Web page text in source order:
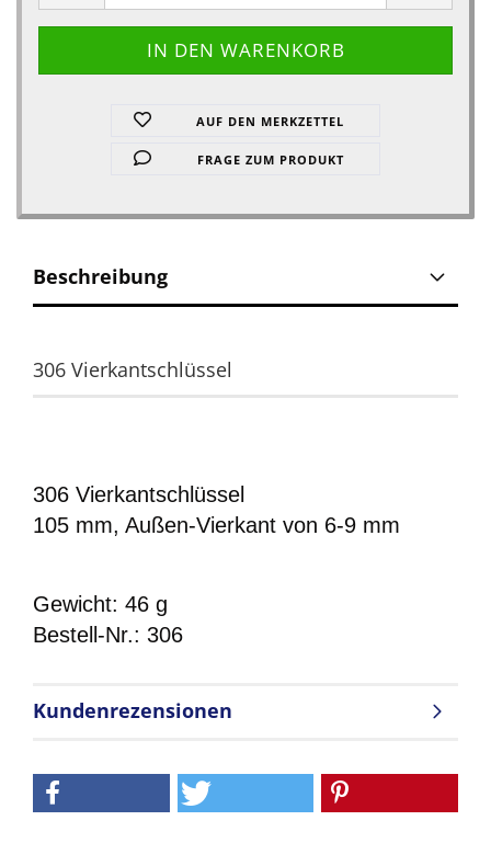
AUF DEN MERKZETTEL
FRAGE ZUM PRODUKT
Beschreibung
306 Vierkantschlüssel
306 Vierkantschlüssel
105 mm, Außen-Vierkant von 6-9 mm
Gewicht: 46 g
Bestell-Nr.: 306
Kundenrezensionen